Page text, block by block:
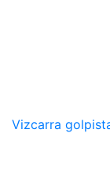
Vizcarra